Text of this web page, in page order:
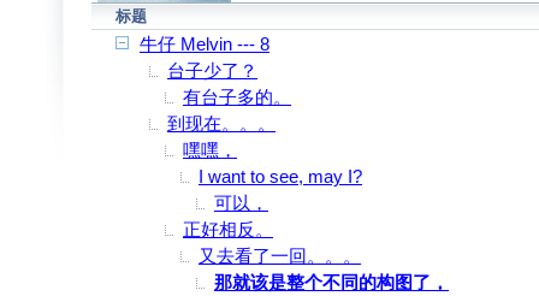
标题
牛仔 Melvin --- 8
台子少了？
有台子多的。
到现在。。。
嘿嘿，
I want to see, may I?
可以，
正好相反。
又去看了一回。。。
那就该是整个不同的构图了，